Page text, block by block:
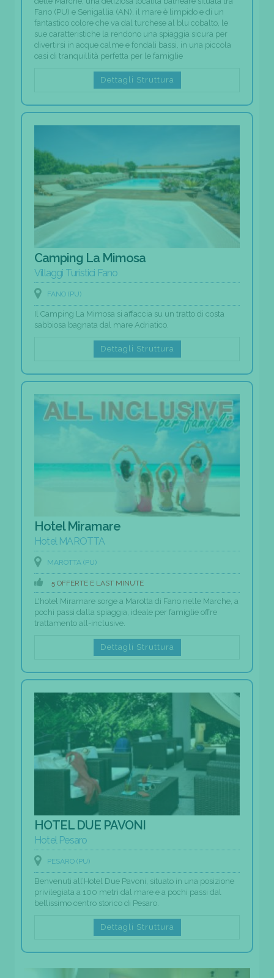
Fano (PU) e Senigallia (AN), il mare è limpido e di un
fantastico colore che va dal turchese al blu cobalto, le
sue caratteristiche la rendono una spiaggia sicura per
divertirsi in acque calme e fondali bassi, in una piccola
oasi di tranquillità perfetta per le famiglie
Dettagli Struttura
Camping La Mimosa
Villaggi Turistici Fano
FANO (PU)
Il Camping La Mimosa si affaccia su un tratto di costa
sabbiosa bagnata dal mare Adriatico.
Dettagli Struttura
Hotel Miramare
Hotel MAROTTA
MAROTTA (PU)
5 OFFERTE E LAST MINUTE
L'hotel Miramare sorge a Marotta di Fano nelle Marche, a
pochi passi dalla spiaggia, ideale per famiglie offre
trattamento all-inclusive.
Dettagli Struttura
HOTEL DUE PAVONI
Hotel Pesaro
PESARO (PU)
Benvenuti all’Hotel Due Pavoni, situato in una posizione
privilegiata a 100 metri dal mare e a pochi passi dal
bellissimo centro storico di Pesaro.
Dettagli Struttura